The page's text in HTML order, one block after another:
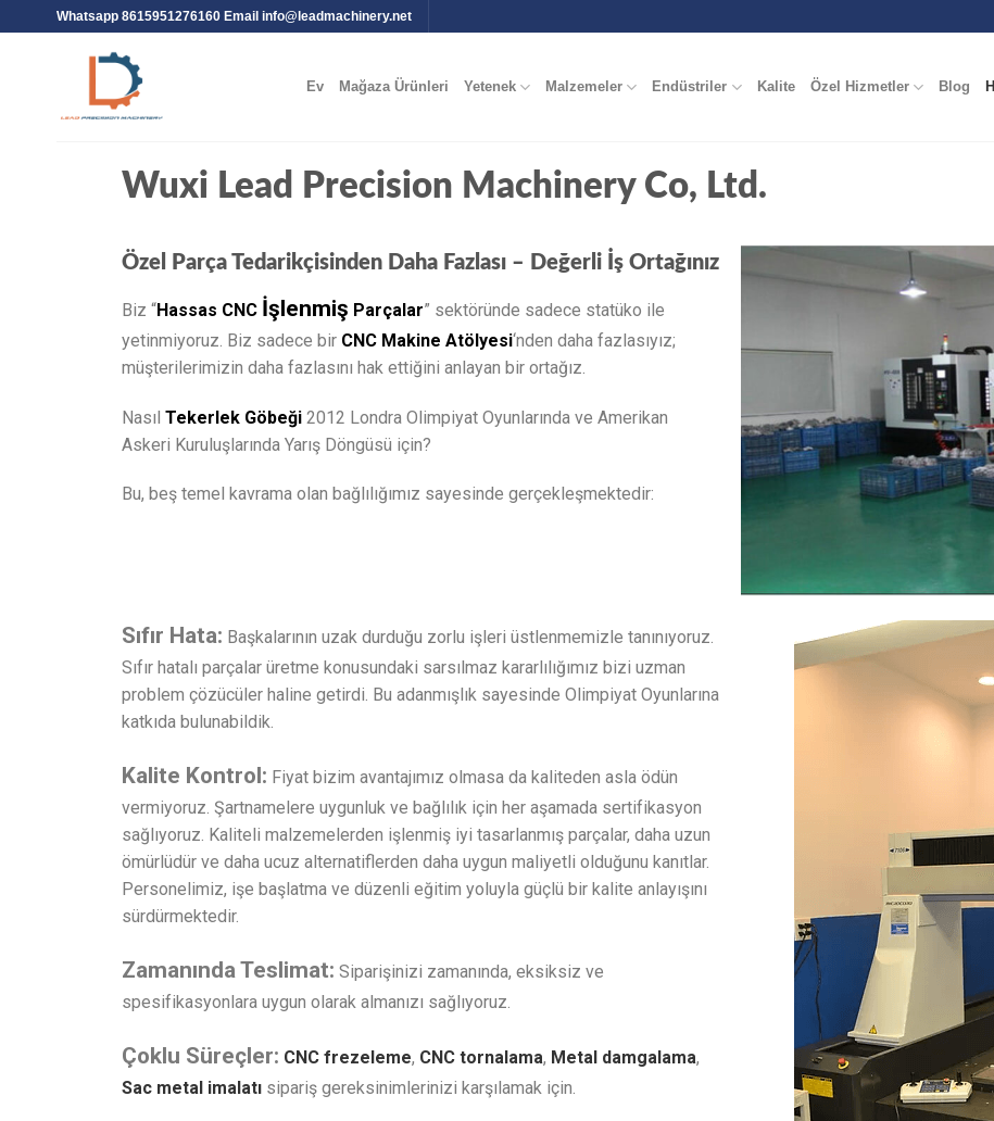
Whatsapp 8615951276160 Email info@leadmachinery.net
Ev Mağaza Ürünleri Yetenek Malzemeler Endüstriler Kalite Özel Hizmetler Blog
Wuxi Lead Precision Machinery Co, Ltd.
Özel Parça Tedarikçisinden Daha Fazlası – Değerli İş Ortağınız
Biz “Hassas CNC İşlenmiş Parçalar” sektöründe sadece statüko ile
yetinmiyoruz. Biz sadece bir CNC Makine Atölyesi‘nden daha fazlasıyız;
müşterilerimizin daha fazlasını hak ettiğini anlayan bir ortağız.
Nasıl Tekerlek Göbeği 2012 Londra Olimpiyat Oyunlarında ve Amerikan
Askeri Kuruluşlarında Yarış Döngüsü için?
Bu, beş temel kavrama olan bağlılığımız sayesinde gerçekleşmektedir:
Sıfır Hata: Başkalarının uzak durduğu zorlu işleri üstlenmemizle tanınıyoruz.
Sıfır hatalı parçalar üretme konusundaki sarsılmaz kararlılığımız bizi uzman
problem çözücüler haline getirdi. Bu adanmışlık sayesinde Olimpiyat Oyunlarına
katkıda bulunabildik.
Kalite Kontrol: Fiyat bizim avantajımız olmasa da kaliteden asla ödün
vermiyoruz. Şartnamelere uygunluk ve bağlılık için her aşamada sertifikasyon
sağlıyoruz. Kaliteli malzemelerden işlenmiş iyi tasarlanmış parçalar, daha uzun
ömürlüdür ve daha ucuz alternatiflerden daha uygun maliyetli olduğunu kanıtlar.
Personelimiz, işe başlatma ve düzenli eğitim yoluyla güçlü bir kalite anlayışını
sürdürmektedir.
Zamanında Teslimat: Siparişinizi zamanında, eksiksiz ve
spesifikasyonlara uygun olarak almanızı sağlıyoruz.
Çoklu Süreçler: CNC frezeleme, CNC tornalama, Metal damgalama,
Sac metal imalatı sipariş gereksinimlerinizi karşılamak için.